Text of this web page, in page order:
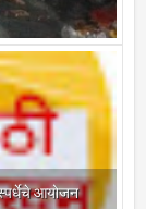
आयोजन